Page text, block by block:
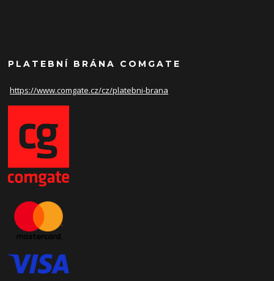
PLATEBNÍ BRÁNA COMGATE
https://www.comgate.cz/cz/platebni-brana